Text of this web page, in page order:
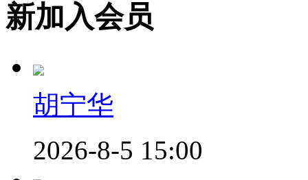
新加入会员
胡宁华
2026-8-5 15:00